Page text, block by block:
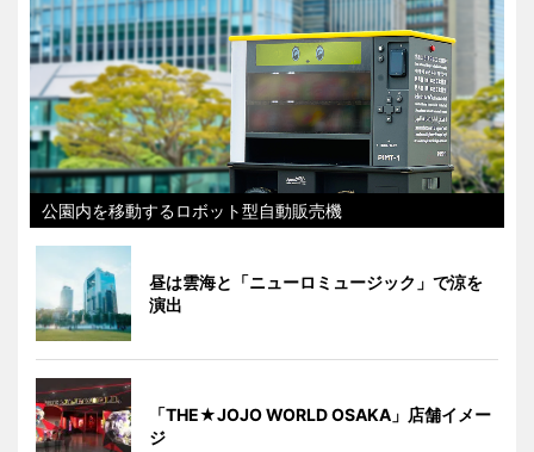
公園内を移動するロボット型自動販売機
昼は雲海と「ニューロミュージック」で涼を
演出
「THE★JOJO WORLD OSAKA」店舗イメー
ジ